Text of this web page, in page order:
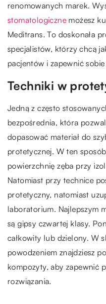
renomowanych marek.
stomatologiczne możesz
Meditrans. To doskonała
specjalistów, którzy chcą
pacjentów i zapewnić
Techniki w
Jedną z często
bezpośrednia, która
dopasować materiał do
protetycznej. W ten
powierzchnię zęba przy
Natomiast przy technice
protetyczny, natomiast
laboratorium. Najlepszym
są gipsy czwartej klasy.
całkowity lub dzielony. W
powodzeniem znajdziesz
kompozyty, aby zapewnić
rozwiązania.